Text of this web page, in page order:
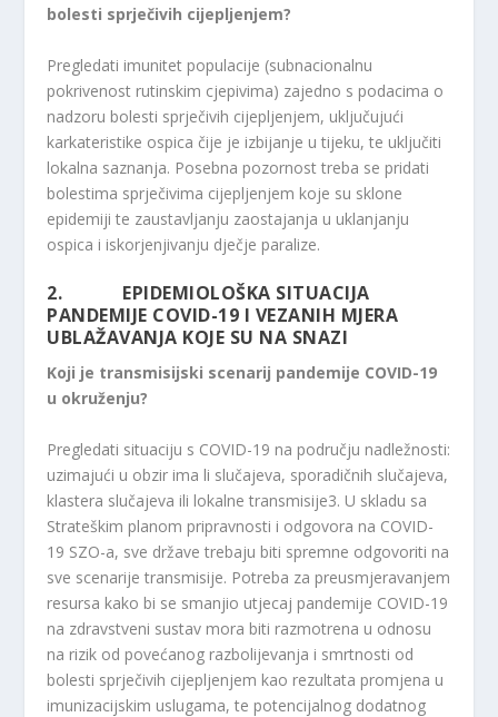
bolesti sprječivih cijepljenjem?
Pregledati imunitet populacije (subnacionalnu
pokrivenost rutinskim cjepivima) zajedno s podacima o
nadzoru bolesti sprječivih cijepljenjem, uključujući
karkateristike ospica čije je izbijanje u tijeku, te uključiti
lokalna saznanja. Posebna pozornost treba se pridati
bolestima sprječivima cijepljenjem koje su sklone
epidemiji te zaustavljanju zaostajanja u uklanjanju
ospica i iskorjenjivanju dječje paralize.
2. EPIDEMIOLOŠKA SITUACIJA
PANDEMIJE COVID-19 I VEZANIH MJERA
UBLAŽAVANJA KOJE SU NA SNAZI
Koji je transmisijski scenarij pandemije COVID-19
u okruženju?
Pregledati situaciju s COVID-19 na području nadležnosti:
uzimajući u obzir ima li slučajeva, sporadičnih slučajeva,
klastera slučajeva ili lokalne transmisije3. U skladu sa
Strateškim planom pripravnosti i odgovora na COVID-
19 SZO-a, sve države trebaju biti spremne odgovoriti na
sve scenarije transmisije. Potreba za preusmjeravanjem
resursa kako bi se smanjio utjecaj pandemije COVID-19
na zdravstveni sustav mora biti razmotrena u odnosu
na rizik od povećanog razbolijevanja i smrtnosti od
bolesti sprječivih cijepljenjem kao rezultata promjena u
imunizacijskim uslugama, te potencijalnog dodatnog